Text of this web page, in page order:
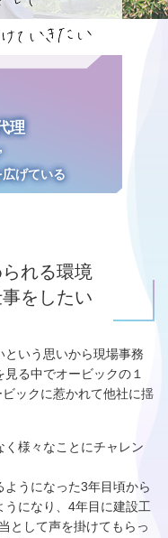
理
げている
れる環境
をしたい
いう思いから現場事務
る中でオービックの１
ックに惹かれて他社に揺
様々なことにチャレン
うになった3年目頃から
うになり、4年目に建設工
として声を掛けてもらっ